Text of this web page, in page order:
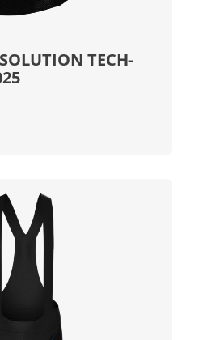
TECH-